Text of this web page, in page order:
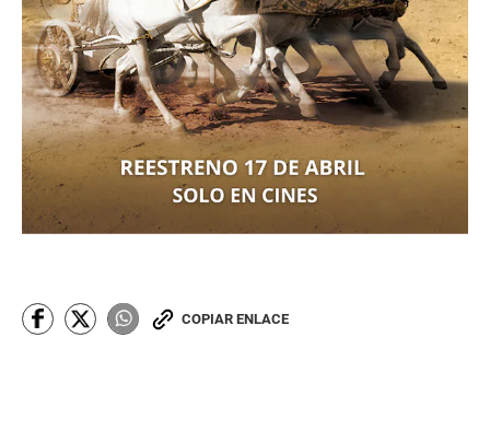
COPIAR ENLACE